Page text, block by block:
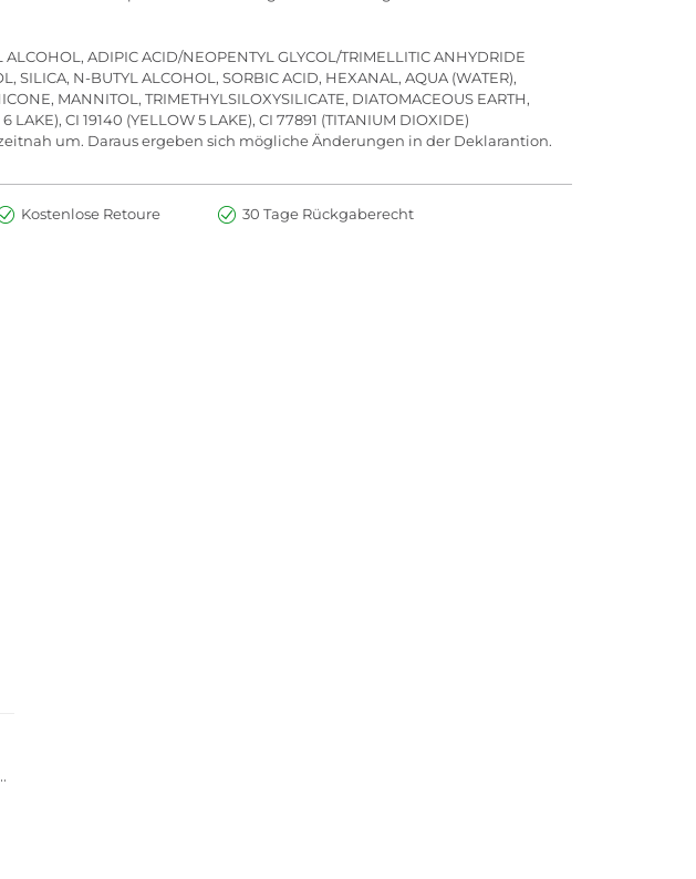
ALCOHOL, ADIPIC ACID/NEOPENTYL GLYCOL/TRIMELLITIC ANHYDRIDE
SILICA, N-BUTYL ALCOHOL, SORBIC ACID, HEXANAL, AQUA (WATER),
MANNITOL, TRIMETHYLSILOXYSILICATE, DIATOMACEOUS EARTH,
LAKE), CI 19140 (YELLOW 5 LAKE), CI 77891 (TITANIUM DIOXIDE)
um. Daraus ergeben sich mögliche Änderungen in der Deklarantion.
Kostenlose Retoure 30 Tage Rückgaberecht